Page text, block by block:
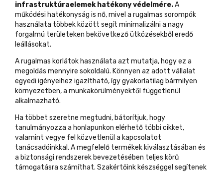
infrastruktúraelemek hatékony védelmére.A
működési hatékonyság is nő, mivel a rugalmas sorompók
használata többek között segít minimalizálni a nagy
forgalmú területeken bekövetkező ütközésekből eredő
leállásokat.
A rugalmas korlátok használata azt mutatja, hogy ez a
megoldás mennyire sokoldalú. Könnyen az adott vállalat
egyedi igényeihez igazítható, így gyakorlatilag bármilyen
környezetben, a munkakörülményektől függetlenül
alkalmazható.
Ha többet szeretne megtudni, bátorítjuk, hogy
tanulmányozza a honlapunkon elérhető többi cikket,
valamint vegye fel közvetlenül a kapcsolatot
tanácsadóinkkal. A megfelelő termékek kiválasztásában és
a biztonsági rendszerek bevezetésében teljes körű
támogatásra számíthat. Szakértőink készséggel segítenek